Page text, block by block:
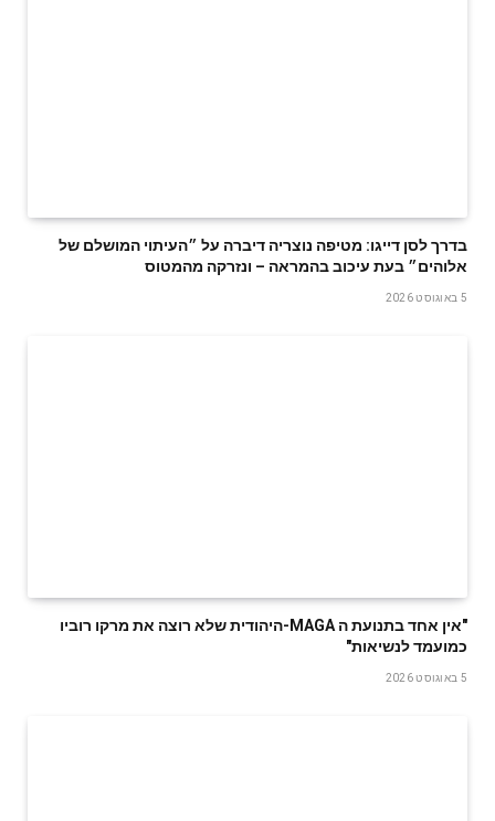
בדרך לסן דייגו: מטיפה נוצריה דיברה על ״העיתוי המושלם של
אלוהים״ בעת עיכוב בהמראה – ונזרקה מהמטוס
5 באוגוסט 2026
‬כמועמד‭ ‬לנשיאות‭"‬
5 באוגוסט 2026